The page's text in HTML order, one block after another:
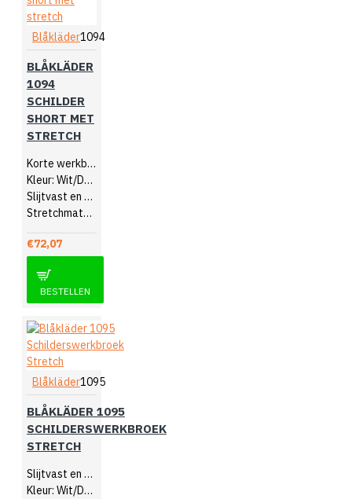
Blåkläder1094
BLÅKLÄDER
1094
SCHILDER
SHORT MET
STRETCH
Korte werkbroek
Kleur: Wit/Donkergrijs
Slijtvast en soepel
Stretchmateriaal in kruis
€72,07
BESTELLEN
Blåkläder1095
BLÅKLÄDER 1095
SCHILDERSWERKBROEK
STRETCH
Slijtvast en comfortabel
Kleur: Wit/Donkergrijs